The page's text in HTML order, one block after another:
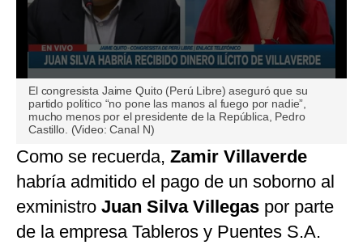
seconds
minutes,
28
seconds
El congresista Jaime Quito (Perú Libre) aseguró que su
partido político “no pone las manos al fuego por nadie”,
mucho menos por el presidente de la República, Pedro
Castillo. (Video: Canal N)
Como se recuerda, Zamir Villaverde
habría admitido el pago de un soborno al
exministro Juan Silva Villegas por parte
de la empresa Tableros y Puentes S.A.